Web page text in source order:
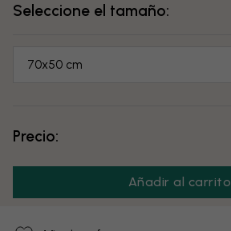
Seleccione el tamaño:
70x50 cm
Precio:
Añadir al carrito